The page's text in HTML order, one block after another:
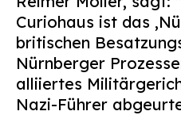
Curiohaus ist das
britischen
Nürnberger
alliiertes
Nazi-Führer